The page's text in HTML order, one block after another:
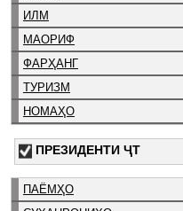
ИЛМ
МАОРИФ
ФАРҲАНГ
ТУРИЗМ
НОМАҲО
ПРЕЗИДЕНТИ ҶТ
ПАЁМҲО